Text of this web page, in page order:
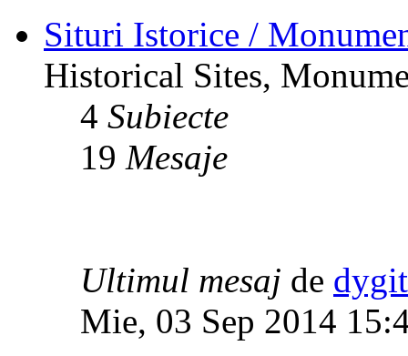
Situri Istorice /
Historical Sites,
4 Subiecte
19 Mesaje
Ultimul mesaj de
Mie, 03 Sep 2014